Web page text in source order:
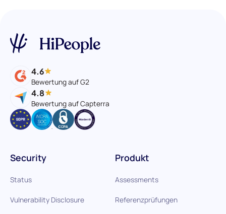
4.6
Bewertung auf G2
4.8
Bewertung auf Capterra
Produkt
Assessments
Referenzprüfungen
Security
Status
Vulnerability Disclosure